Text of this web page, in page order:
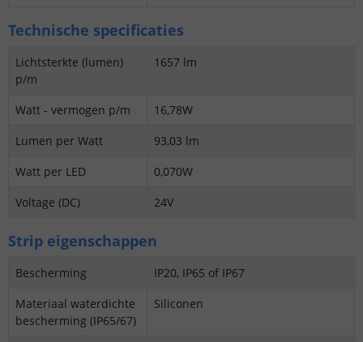
Technische specificaties
Lichtsterkte (lumen)
p/m
1657 lm
Watt - vermogen p/m
16,78W
Lumen per Watt
93,03 lm
Watt per LED
0,070W
Voltage (DC)
24V
Strip eigenschappen
Bescherming
IP20, IP65 of IP67
Materiaal waterdichte
bescherming (IP65/67)
Siliconen